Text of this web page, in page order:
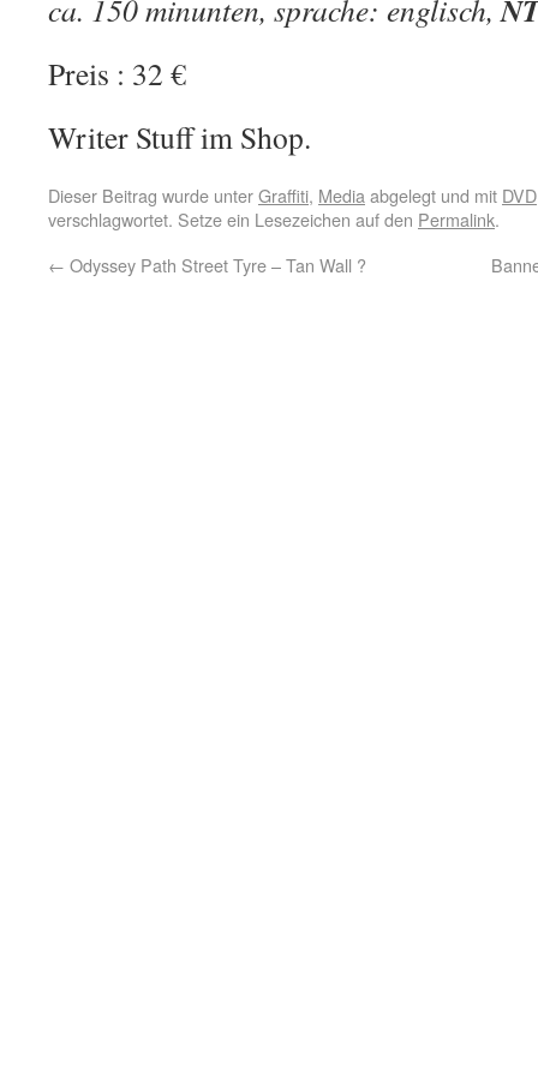
ca. 150 minunten, sprache: englisch,
Preis : 32 €
Writer Stuff im Shop.
Dieser Beitrag wurde unterGraffiti, Media abgelegt und mit DVD
verschlagwortet. Setze ein Lesezeichen auf den Permalink.
← Odyssey Path Street Tyre – Tan Wall ?